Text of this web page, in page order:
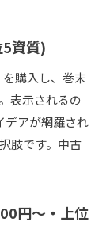
資質)
購入し、巻末
表示されるの
デアが網羅され
肢です。中古
円〜・上位